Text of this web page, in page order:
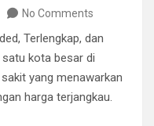
No Comments
Terlengkap, dan
kota besar di
yang menawarkan
harga terjangkau.